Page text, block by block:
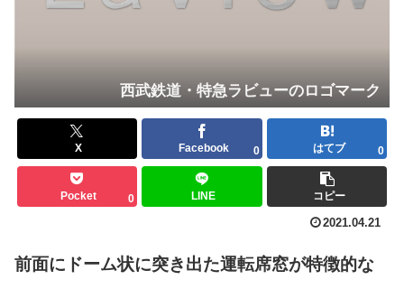
西武鉄道・特急ラビューのロゴマーク
X Facebook 0 はてブ 0
Pocket 0 LINE コピー
2021.04.21
前面にドーム状に突き出た運転席窓が特徴的な